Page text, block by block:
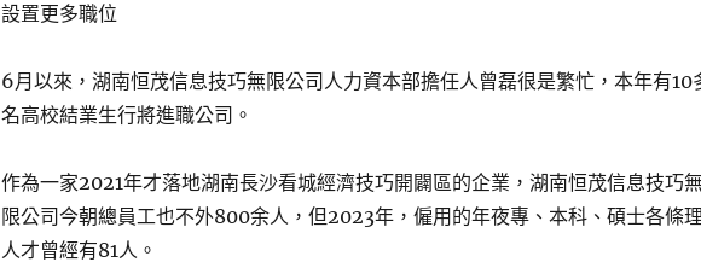
設置更多職位
6月以來，湖南恒茂信息技巧無限公司人力資本部擔任人曾磊很是繁忙，本年有10
名高校結業生行將進職公司。
作為一家2021年才落地湖南長沙看城經濟技巧開闢區的企業，湖南恒茂信息技巧無
限公司今朝總員工也不外800余人，但2023年，僱用的年夜專、本科、碩士各條理
人才曾經有81人。